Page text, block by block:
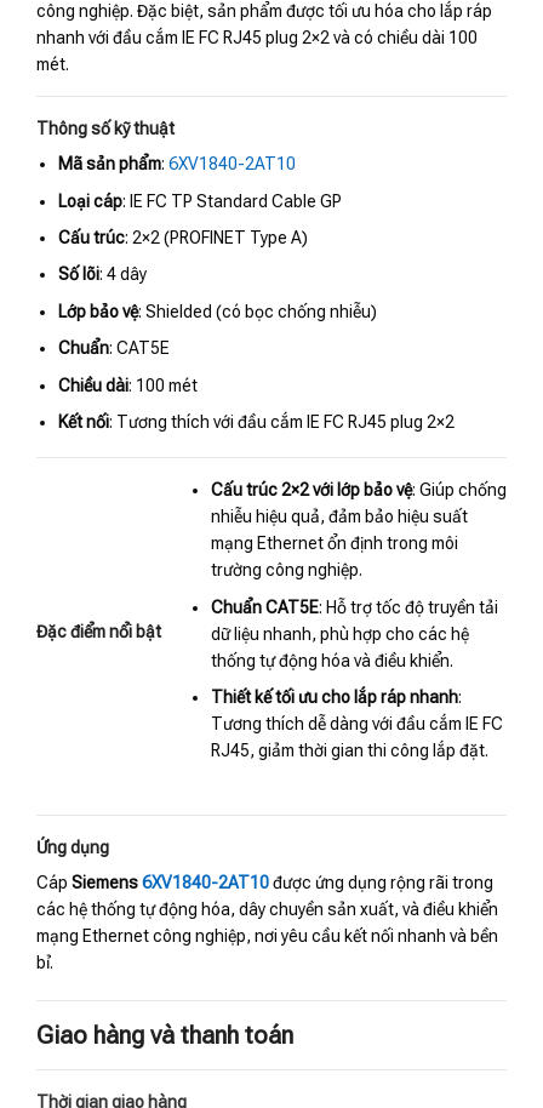
công nghiệp. Đặc biệt, sản phẩm được tối ưu hóa cho lắp ráp
nhanh với đầu cắm IE FC RJ45 plug 2×2 và có chiều dài 100
mét.
Thông số kỹ thuật
Mã sản phẩm:6XV1840-2AT10
Loại cáp: IE FC TP Standard Cable GP
Cấu trúc: 2×2 (PROFINET Type A)
Số lõi: 4 dây
Lớp bảo vệ: Shielded (có bọc chống nhiễu)
Chuẩn: CAT5E
Chiều dài: 100 mét
Kết nối: Tương thích với đầu cắm IE FC RJ45 plug 2×2
Đặc điểm nổi bật
Cấu trúc 2×2 với lớp bảo vệ: Giúp chống
nhiễu hiệu quả, đảm bảo hiệu suất
mạng Ethernet ổn định trong môi
trường công nghiệp.
Chuẩn CAT5E: Hỗ trợ tốc độ truyền tải
dữ liệu nhanh, phù hợp cho các hệ
thống tự động hóa và điều khiển.
Thiết kế tối ưu cho lắp ráp nhanh:
Tương thích dễ dàng với đầu cắm IE FC
RJ45, giảm thời gian thi công lắp đặt.
Ứng dụng
Cáp Siemens6XV1840-2AT10được ứng dụng rộng rãi trong
các hệ thống tự động hóa, dây chuyền sản xuất, và điều khiển
mạng Ethernet công nghiệp, nơi yêu cầu kết nối nhanh và bền
bỉ.
Giao hàng và thanh toán
Thời gian giao hàng